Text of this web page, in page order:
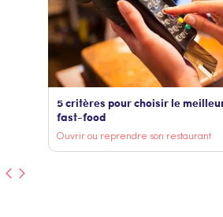
5 critères pour choisir le
fast-food
Ouvrir ou reprendre son restaurant